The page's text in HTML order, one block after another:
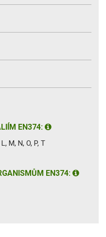
EN374:
M, N, O, P, T
EN374: